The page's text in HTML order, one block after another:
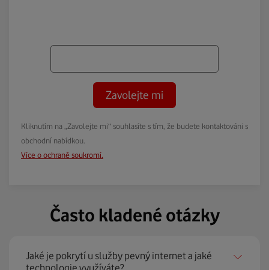
Zavolejte mi
Kliknutím na „Zavolejte mi“ souhlasíte s tím, že budete kontaktováni s
obchodní nabídkou.
Více o ochraně soukromí.
Často kladené otázky
Jaké je pokrytí u služby pevný internet a jaké
technologie využíváte?